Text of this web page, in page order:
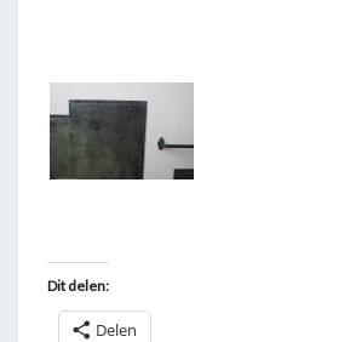
Dit delen:
Delen